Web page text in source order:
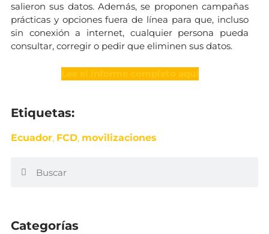
salieron sus datos. Además, se proponen campañas
prácticas y opciones fuera de línea para que, incluso
sin conexión a internet, cualquier persona pueda
consultar, corregir o pedir que eliminen sus datos.
Etiquetas:
Ecuador, FCD, movilizaciones
Categorías